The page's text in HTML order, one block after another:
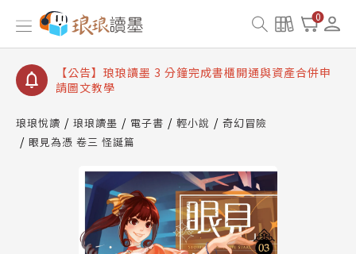
0
【公告】琅琅讀墨數位閱讀資產合併與書櫃開通申請
【公告】琅琅讀墨書櫃開通常見問題
【公告】琅琅讀墨 3 分鐘完成書櫃開通與資產合併申
請圖文教學
查詢
【公告】琅琅讀墨數位閱讀資產合併與書櫃開通申請
琅琅悅讀 琅琅讀墨 電子書 輕小說
奇幻冒險
眼見為憑 卷三 怪誕篇